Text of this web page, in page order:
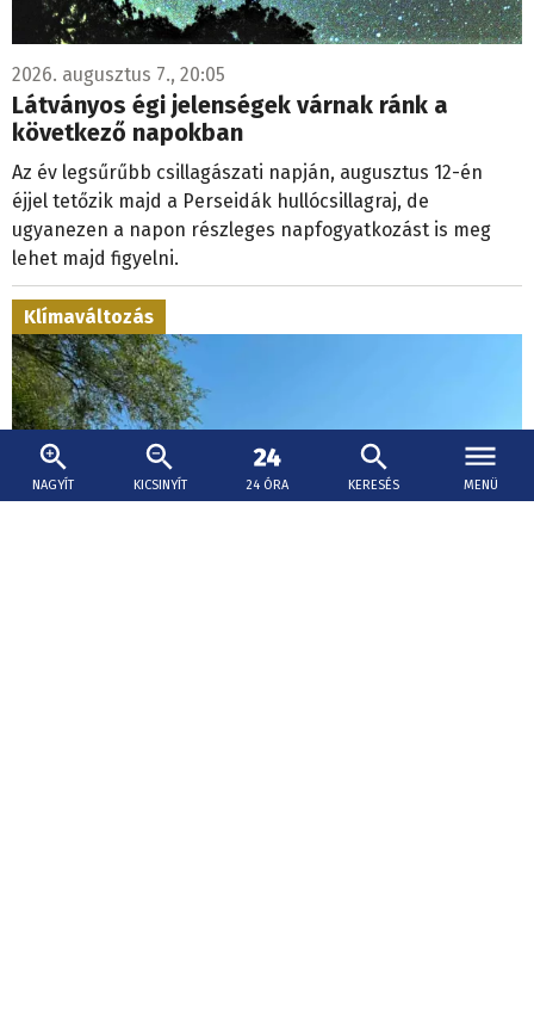
NAGYÍT KICSINYÍT 24 ÓRA KERESÉS MENÜ
2026. augusztus 7., 20:05
Látványos égi jelenségek várnak ránk a
következő napokban
Az év legsűrűbb csillagászati napján, augusztus 12-én
éjjel tetőzik majd a Perseidák hullócsillagraj, de
ugyanezen a napon részleges napfogyatkozást is meg
lehet majd figyelni.
Klímaváltozás